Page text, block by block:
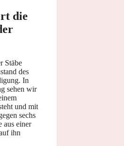
die
Stäbe
des
In
sehen wir
und mit
sechs
aus einer
ihn